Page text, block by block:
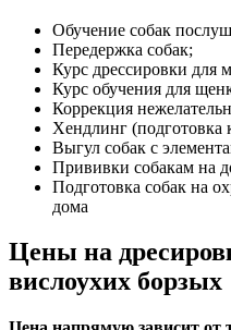
Обучение собак
Передержка собак;
Курс дрессировки для
Курс обучения для
Коррекция
Хендлинг (подготовка
Выгул собак с
Прививки собакам на
Подготовка собак на
дома
Цены на
вислоухих борзых